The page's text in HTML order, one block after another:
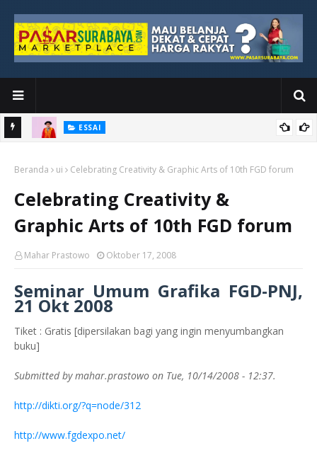
ESSAI
Tidak Berhenti di Panggung Wisuda
Beranda ui Celebrating Creativity & Graphic Arts of 10th FGD forum
Celebrating Creativity &
Graphic Arts of 10th FGD forum
Mahar Prastowo Oktober 17, 2008
Seminar Umum Grafika FGD-PNJ,
21 Okt 2008
Tiket : Gratis [dipersilakan bagi yang ingin menyumbangkan
buku]
Submitted by mahar.prastowo on Tue, 10/14/2008 - 12:37.
http://dikti.org/?q=node/312
http://www.fgdexpo.net/